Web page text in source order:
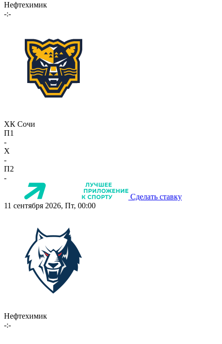
Нефтехимик
-:-
ХК Сочи
П1
-
X
-
П2
-
Сделать ставку
11 сентября 2026, Пт, 00:00
Нефтехимик
-:-